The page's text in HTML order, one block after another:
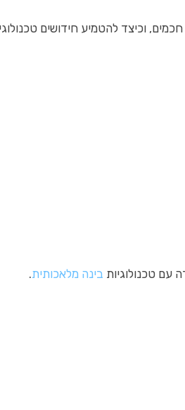
בינה מלאכותית.